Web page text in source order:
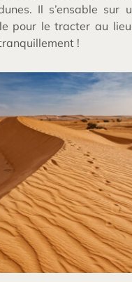
Il s’ensable sur
pour le tracter au
!